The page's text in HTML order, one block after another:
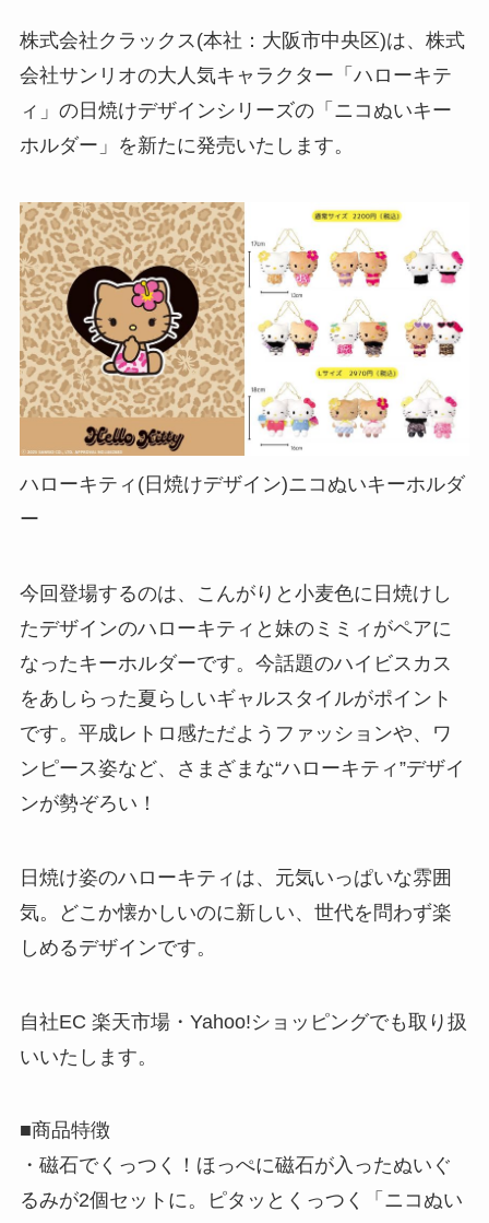
株式会社クラックス(本社：大阪市中央区)は、株式
会社サンリオの大人気キャラクター「ハローキテ
ィ」の日焼けデザインシリーズの「ニコぬいキー
ホルダー」を新たに発売いたします。
ハローキティ(日焼けデザイン)ニコぬいキーホルダ
ー
今回登場するのは、こんがりと小麦色に日焼けし
たデザインのハローキティと妹のミミィがペアに
なったキーホルダーです。今話題のハイビスカス
をあしらった夏らしいギャルスタイルがポイント
です。平成レトロ感ただようファッションや、ワ
ンピース姿など、さまざまな“ハローキティ”デザイ
ンが勢ぞろい！
日焼け姿のハローキティは、元気いっぱいな雰囲
気。どこか懐かしいのに新しい、世代を問わず楽
しめるデザインです。
自社EC 楽天市場・Yahoo!ショッピングでも取り扱
いいたします。
■商品特徴
・磁石でくっつく！ほっぺに磁石が入ったぬいぐ
るみが2個セットに。ピタッとくっつく「ニコぬい